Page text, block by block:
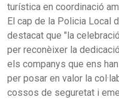
turística en coordinació
El cap de la Policia Local
destacat que "la
per reconèixer la
els companys que ens
per posar en valor la
cossos de seguretat i